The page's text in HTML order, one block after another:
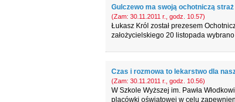
Gulczewo ma swoją ochotniczą straż
(Zam: 30.11.2011 r., godz. 10.57)
Łukasz Król został prezesem
założycielskiego 20 listopada
Czas i rozmowa to lekarstwo dla
(Zam: 30.11.2011 r., godz. 10.56)
W Szkole Wyższej im. Pawła
placówki oświatowej w celu